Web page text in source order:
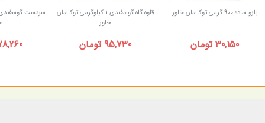
بازو ساده 900 گرمی توکاسان خاور
30,150 تومان
قلوه گاه گوسفندی 1 کیلوگرمی توکاسان
خاور
95,730 تومان 178,260